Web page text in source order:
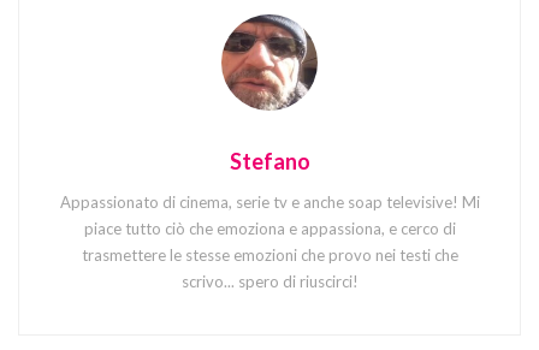
Stefano
Appassionato di cinema, serie tv e anche soap televisive! Mi
piace tutto ciò che emoziona e appassiona, e cerco di
trasmettere le stesse emozioni che provo nei testi che
scrivo... spero di riuscirci!